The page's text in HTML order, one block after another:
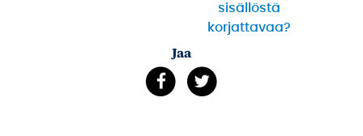
sisällöstä
korjattavaa?
Jaa